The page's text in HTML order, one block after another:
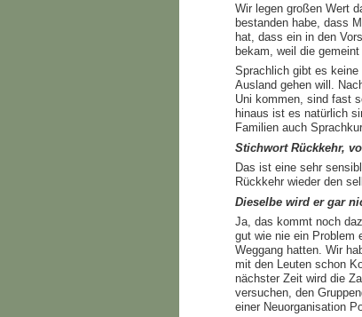
Wir legen großen Wert
bestanden habe, dass
hat, dass ein in den
bekam, weil die
Sprachlich gibt es
Ausland gehen will.
Uni kommen, sind fast
hinaus ist es natürlich
Familien auch
Stichwort Rückkehr,
Das ist eine sehr
Rückkehr wieder den
Dieselbe wird er gar
Ja, das kommt noch
gut wie nie ein Problem
Weggang hatten. Wir
mit den Leuten schon
nächster Zeit wird die
versuchen, den
einer Neuorganisation